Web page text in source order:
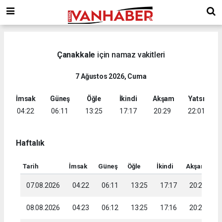
Çanakkale için namaz vakitleri
7 Ağustos 2026, Cuma
İmsak
04:22
Güneş
06:11
Öğle
13:25
İkindi
17:17
Akşam
20:29
Yatsı
22:01
Haftalık
Tarih İmsak Güneş Öğle İkindi Akşam
07.08.2026 04:22 06:11 13:25 17:17 20:29
08.08.2026 04:23 06:12 13:25 17:16 20:28